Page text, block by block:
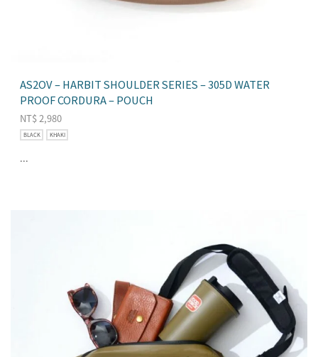
AS2OV – HARBIT SHOULDER SERIES – 305D WATER
PROOF CORDURA – POUCH
NT$2,980
BLACK KHAKI
...